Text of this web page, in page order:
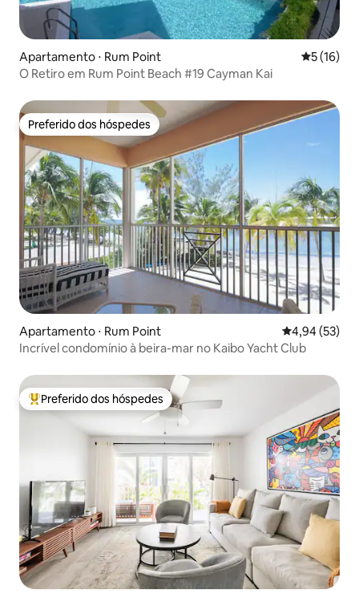
Apartamento ⋅ Rum Point 5 de uma
5 (16)
O Retiro em Rum Point Beach #19 Cayman Kai
Preferido dos hóspedes
Preferido dos hóspedes
Apartamento ⋅ Rum Point 4,94 de uma
4,94 (53)
Incrível condomínio à beira-mar no Kaibo Yacht Club
Entre os melhores preferidos dos hóspedes
Preferido dos hóspedes